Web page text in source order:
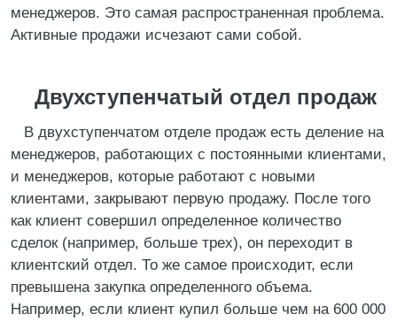
менеджеров. Это самая распространенная проблема.
Активные продажи исчезают сами собой.
Двухступенчатый отдел продаж
В двухступенчатом отделе продаж есть деление на
менеджеров, работающих с постоянными клиентами,
и менеджеров, которые работают с новыми
клиентами, закрывают первую продажу. После того
как клиент совершил определенное количество
сделок (например, больше трех), он переходит в
клиентский отдел. То же самое происходит, если
превышена закупка определенного объема.
Например, если клиент купил больше чем на 600 000